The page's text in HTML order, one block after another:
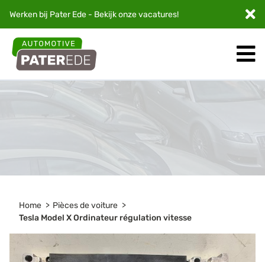
Werken bij Pater Ede - Bekijk onzevacatures!
Home
Pièces de voiture
Tesla Model X Ordinateur régulation vitesse